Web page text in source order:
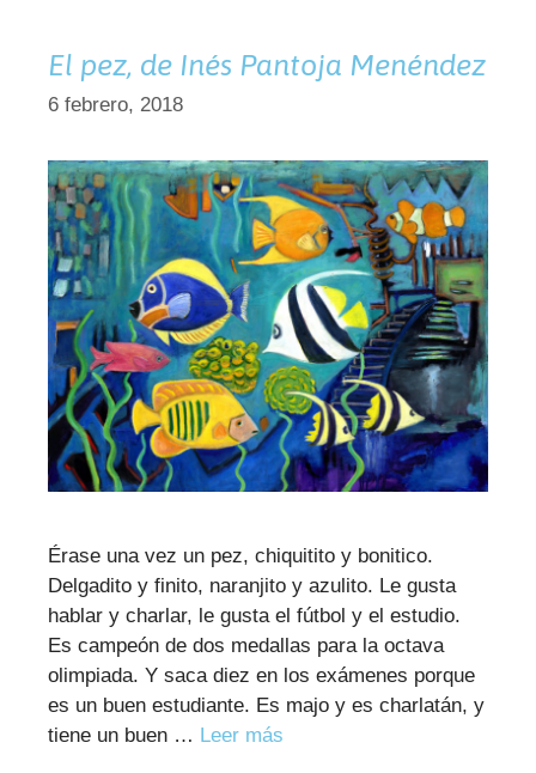
El pez, de Inés Pantoja Menéndez
6 febrero, 2018
Érase una vez un pez, chiquitito y bonitico.
Delgadito y finito, naranjito y azulito. Le gusta
hablar y charlar, le gusta el fútbol y el estudio.
Es campeón de dos medallas para la octava
olimpiada. Y saca diez en los exámenes porque
es un buen estudiante. Es majo y es charlatán, y
tiene un buen … Leer más